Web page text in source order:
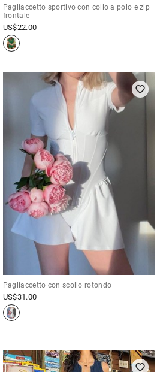
Pagliaccetto sportivo con collo a polo e zip
frontale
US$22.00
Pagliaccetto con scollo rotondo
US$31.00